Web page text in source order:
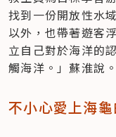
找到一份開放性水
以外，也帶著遊客
立自己對於海洋的
觸海洋。」蘇淮說。
不小心愛上海